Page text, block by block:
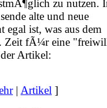
zu nutzen.
alte und neue
egal ist, was aus dem
Zeit fÃ¼r eine
Artikel:
| Artikel ]